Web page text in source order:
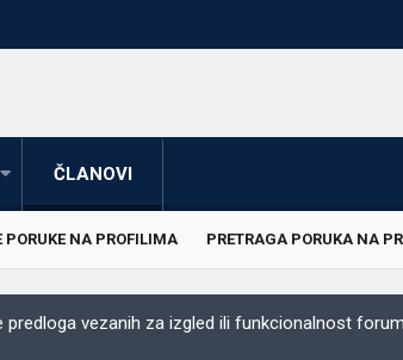
ČLANOVI
PORUKE NA PROFILIMA PRETRAGA PORUKA NA
vezanih za izgled ili funkcionalnost